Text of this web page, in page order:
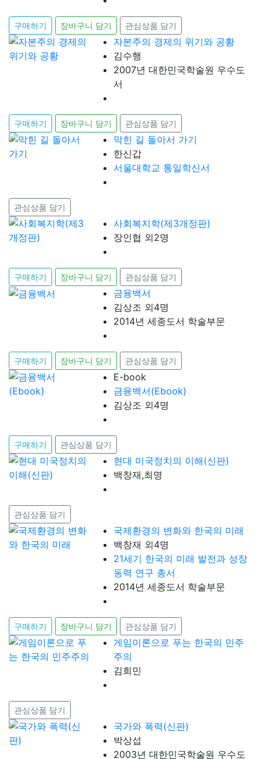
구매하기 장바구니 담기 관심상품 담기
자본주의 경제의 위기와 공황
김수행
2007년 대한민국학술원 우수도
서
구매하기 장바구니 담기 관심상품 담기
막힌 길 돌아서 가기
한신갑
서울대학교 통일학신서
관심상품 담기
사회복지학(제3개정판)
장인협 외2명
구매하기 장바구니 담기 관심상품 담기
금융백서
김상조 외4명
2014년 세종도서 학술부문
구매하기 장바구니 담기 관심상품 담기
E-book
금융백서(Ebook)
김상조 외4명
구매하기 관심상품 담기
현대 미국정치의 이해(신판)
백창재,최명
관심상품 담기
국제환경의 변화와 한국의 미래
백창재 외4명
21세기 한국의 미래 발전과 성장
동력 연구 총서
2014년 세종도서 학술부문
구매하기 장바구니 담기 관심상품 담기
게임이론으로 푸는 한국의 민주
주의
김희민
관심상품 담기
국가와 폭력(신판)
박상섭
2003년 대한민국학술원 우수도